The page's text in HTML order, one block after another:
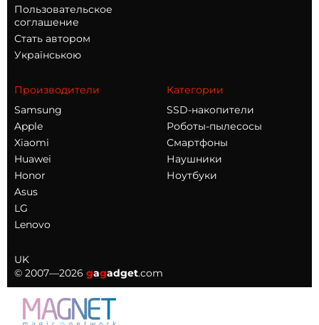
Пользовательское
соглашение
Стать автором
Українською
Производители
Samsung
Apple
Xiaomi
Huawei
Honor
Asus
LG
Lenovo
Категории
SSD-накопители
Роботы-пылесосы
Смартфоны
Наушники
Ноутбуки
UK
© 2007—2026 gagadget.com